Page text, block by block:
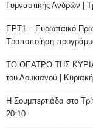
Γυμναστικής Ανδρών |
ΕΡΤ1 – Ευρωπαϊκό
Τροποποίηση
ΤΟ ΘΕΑΤΡΟ ΤΗΣ
του Λουκιανού |
H Σουμπερτιάδα στο
20:10